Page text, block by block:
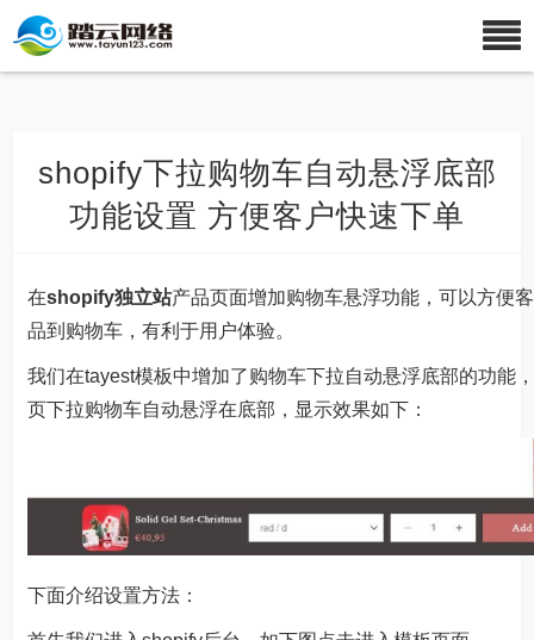
shopify下拉购物车自动悬浮底部
功能设置 方便客户快速下单
在shopify独立站产品页面增加购物车悬浮功能，可以方便
品到购物车，有利于用户体验。
我们在tayest模板中增加了购物车下拉自动悬浮底部的功能
页下拉购物车自动悬浮在底部，显示效果如下：
下面介绍设置方法：